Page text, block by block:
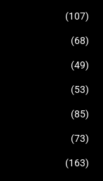
(107)
(68)
(49)
(53)
(85)
(73)
(163)